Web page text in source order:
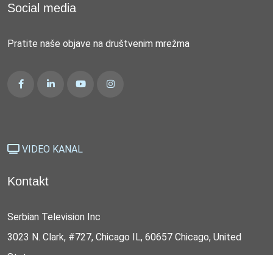
Social media
Pratite naše objave na društvenim mrežma
VIDEO KANAL
Kontakt
Serbian Television Inc
3023 N. Clark, #727, Chicago IL, 60657 Chicago, United